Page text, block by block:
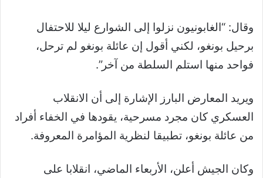
وقال: “الغابونيون نزلوا إلى الشوارع ليلا للاحتفال
برحيل بونغو، لكني أقول إن عائلة بونغو لم ترحل،
فواحد منها استلم السلطة من آخر”.
ويريد المعارض البارز الإشارة إلى أن الانقلاب
العسكري كان مجرد مسرحية، يقودها في الخفاء أفراد
من عائلة بونغو، تطبيقا لنظرية المؤامرة المعروفة.
وكان الجيش أعلن، الأربعاء الماضي، انقلابا على